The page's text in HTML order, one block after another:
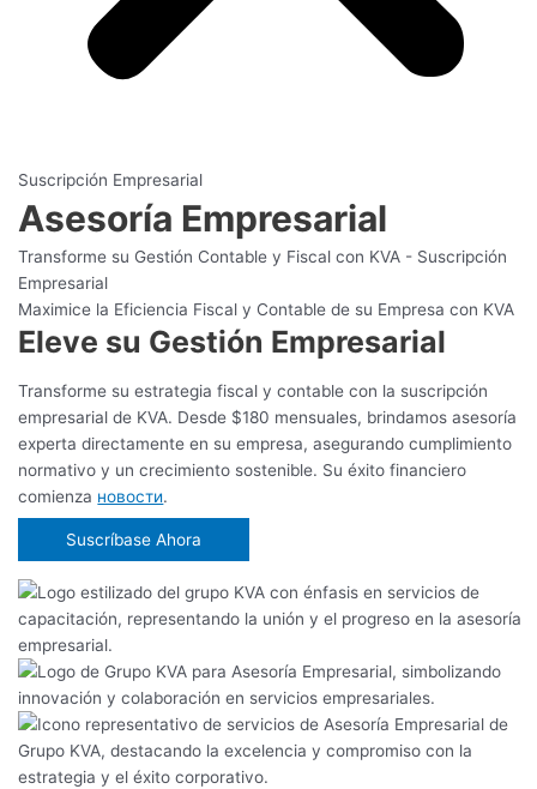
Suscripción Empresarial
Asesoría Empresarial
Transforme su Gestión Contable y Fiscal con KVA - Suscripción
Empresarial
Maximice la Eficiencia Fiscal y Contable de su Empresa con KVA
Eleve su Gestión Empresarial
Transforme su estrategia fiscal y contable con la suscripción
empresarial de KVA. Desde $180 mensuales, brindamos asesoría
experta directamente en su empresa, asegurando cumplimiento
normativo y un crecimiento sostenible. Su éxito financiero
comienza новости.
Suscríbase Ahora